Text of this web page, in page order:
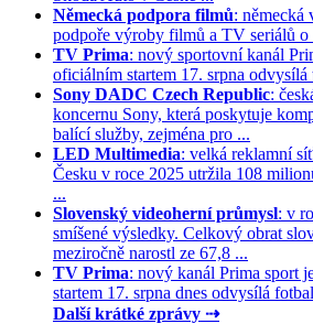
Německá podpora filmů: německá
podpoře výroby filmů a TV seriálů o
TV Prima: nový sportovní kanál
oficiálním startem 17. srpna odvysílá
Sony DADC Czech Republic:
koncernu Sony, která poskytuje
balící služby, zejména pro ...
LED Multimedia: velká reklamní
Česku v roce 2025 utržila 108
...
Slovenský videoherní průmysl: v
smíšené výsledky. Celkový obrat
meziročně narostl ze 67,8 ...
TV Prima: nový kanál Prima sport
startem 17. srpna dnes odvysílá
Další krátké zprávy ⇢